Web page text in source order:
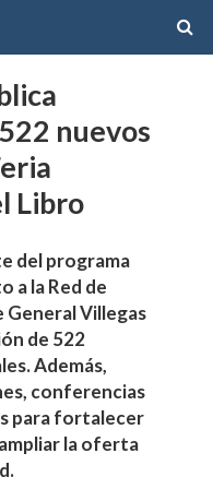
nuevos
Libro
del programa
a la Red de
Villegas
de 522
Además,
conferencias
para fortalecer
la oferta